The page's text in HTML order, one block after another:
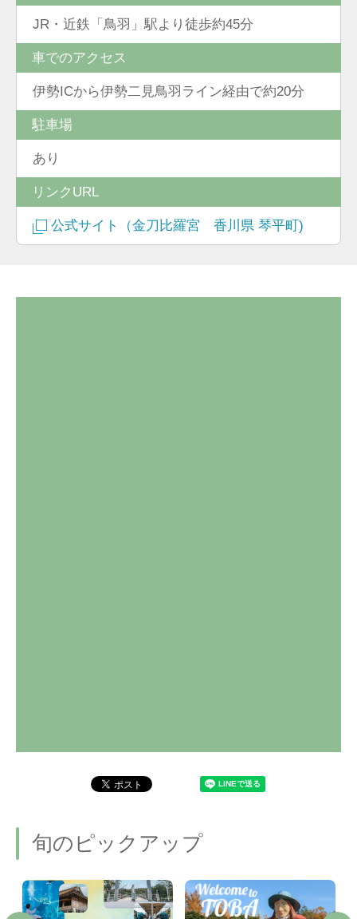
JR・近鉄「鳥羽」駅より徒歩約45分
車でのアクセス
伊勢ICから伊勢二見鳥羽ライン経由で約20分
駐車場
あり
リンクURL
公式サイト（金刀比羅宮 香川県 琴平町)
旬のピックアップ